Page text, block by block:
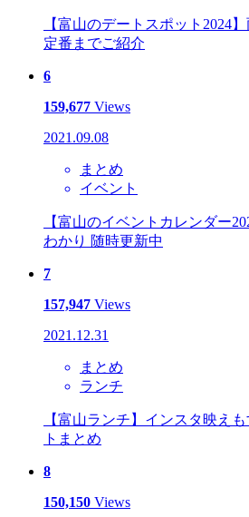
【富山のデートスポット2024
定番までご紹介
6
159,677 Views
2021.09.08
まとめ
イベント
【富山のイベントカレンダー
わかり 随時更新中
7
157,947 Views
2021.12.31
まとめ
ランチ
【富山ランチ】インスタ映え
トまとめ
8
150,150 Views